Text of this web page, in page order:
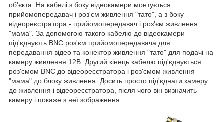
об'єкта. На кабелі з боку відеокамери монтується
прийомопередавач і роз'єм живлення "тато", а з боку
відеореєстратора - прийомопередавач і роз'єм живлення
"мама". За допомогою такого кабелю до відеокамери
під'єднують BNC роз'єм прийомопередавача для
передавання відео та конектор живлення "тато" для подачі на
камеру живлення 12В. Другий кінець кабелю під'єднується
роз'ємом BNC до відеореєстратора і роз'ємом живлення
"мама" до блоку живлення. Досить просто під'єднати камеру
до живлення і відеореєстратора, після чого він визначить
камеру і покаже з неї зображення.